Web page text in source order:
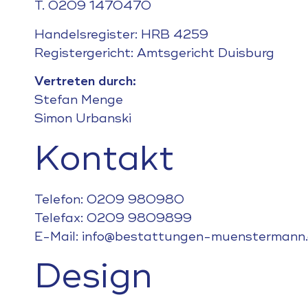
T. 0209 1470470
Handelsregister: HRB 4259
Registergericht: Amtsgericht Duisburg
Vertreten durch:
Stefan Menge
Simon Urbanski
Kontakt
Telefon: 0209 980980
Telefax: 0209 9809899
E-Mail: info@bestattungen-
Design